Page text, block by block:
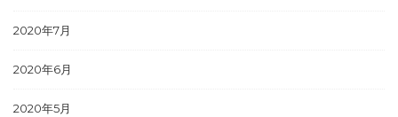
2020年7月
2020年6月
2020年5月